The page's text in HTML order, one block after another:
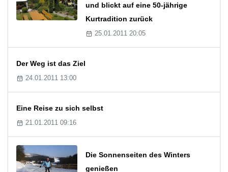
und blickt auf eine 50-jährige
Kurtradition zurück
25.01.2011 20:05
Der Weg ist das Ziel
24.01.2011 13:00
Eine Reise zu sich selbst
21.01.2011 09:16
Die Sonnenseiten des Winters
genießen